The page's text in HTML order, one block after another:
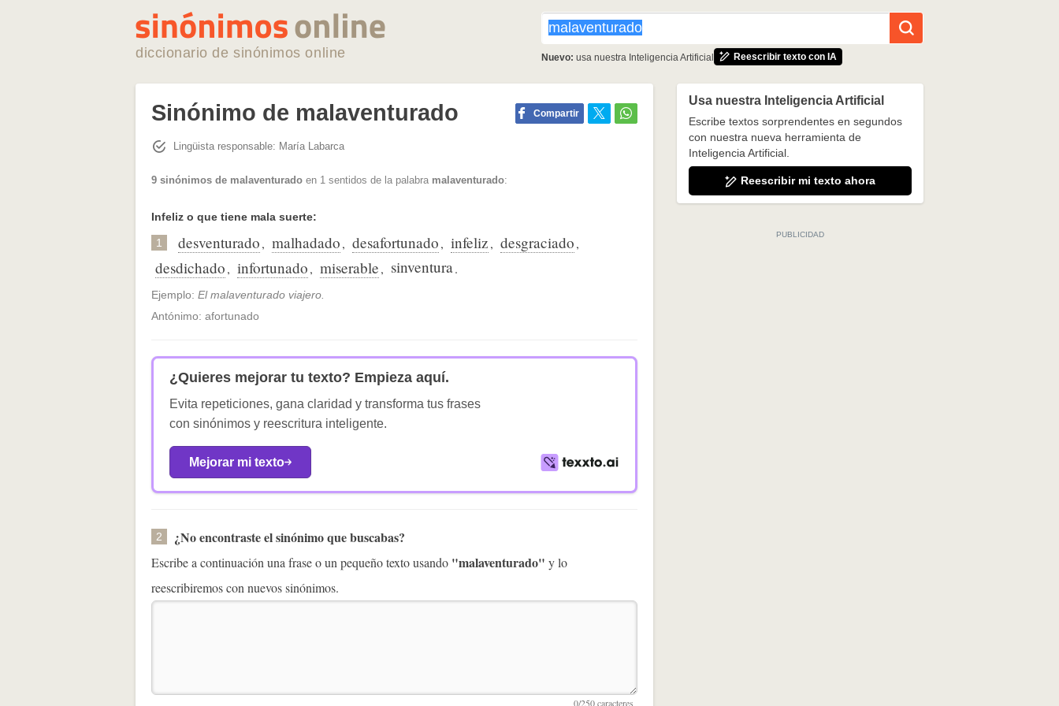
diccionario de sinónimos online Nuevo: usa nuestra Inteligencia Artificial Reescribir texto con IA
Sinónimo de malaventurado Compartir
Lingüista responsable: María Labarca
9 sinónimos de malaventurado en 1 sentidos de la palabra malaventurado:
Infeliz o que tiene mala suerte:
1 desventurado, malhadado, desafortunado, infeliz, desgraciado,
desdichado, infortunado, miserable, sinventura.
Ejemplo: El malaventurado viajero.
Antónimo: afortunado
¿Quieres mejorar tu texto? Empieza aquí.
Evita repeticiones, gana claridad y transforma tus frases
con sinónimos y reescritura inteligente.
Mejorar mi texto
2 ¿No encontraste el sinónimo que buscabas?
Escribe a continuación una frase o un pequeño texto usando "malaventurado" y lo
reescribiremos con nuevos sinónimos.
Usa nuestra Inteligencia Artificial
Escribe textos sorprendentes en segundos
con nuestra nueva herramienta de
Inteligencia Artificial.
Reescribir mi texto ahora